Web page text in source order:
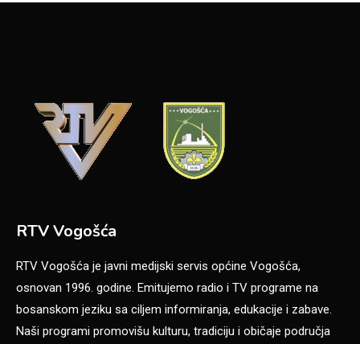
RTV Vogošća
RTV Vogošća je javni medijski servis općine Vogošća,
osnovan 1996. godine. Emitujemo radio i TV programe na
bosanskom jeziku sa ciljem informiranja, edukacije i zabave.
Naši programi promovišu kulturu, tradiciju i običaje područja